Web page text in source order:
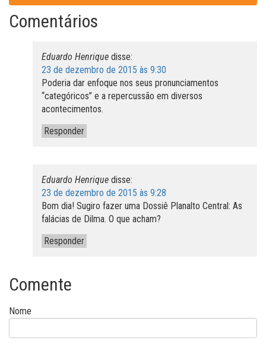
Comentários
Eduardo Henrique disse:
23 de dezembro de 2015 às 9:30
Poderia dar enfoque nos seus pronunciamentos
“categóricos” e a repercussão em diversos
acontecimentos.
Responder
Eduardo Henrique disse:
23 de dezembro de 2015 às 9:28
Bom dia! Sugiro fazer uma Dossiê Planalto Central: As
falácias de Dilma. O que acham?
Responder
Comente
Nome